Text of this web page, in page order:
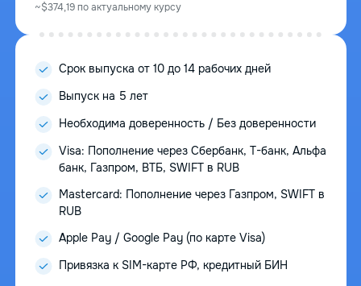
~$374,19 по актуальному курсу
Срок выпуска от 10 до 14 рабочих дней
Выпуск на 5 лет
Необходима доверенность / Без доверенности
Visa: Пополнение через Сбербанк, Т-банк, Альфа
банк, Газпром, ВТБ, SWIFT в RUB
Mastercard: Пополнение через Газпром, SWIFT в
RUB
Apple Pay / Google Pay (по карте Visa)
Привязка к SIM-карте РФ, кредитный БИН